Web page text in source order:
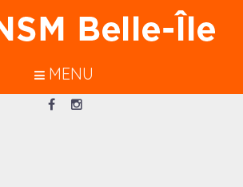
votre navigation sur
acceptez l’utilisation de
pour vous garantir une
navigation.
MENU